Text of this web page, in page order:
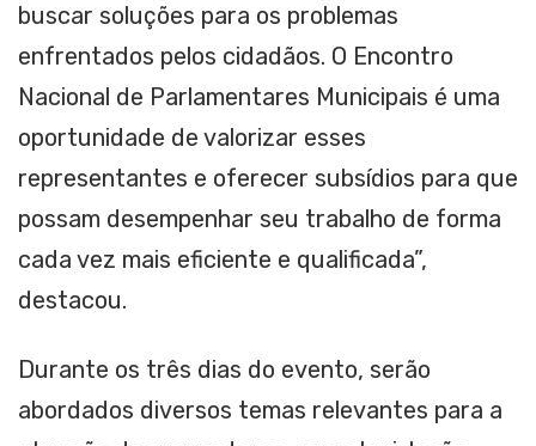
buscar soluções para os problemas
enfrentados pelos cidadãos. O Encontro
Nacional de Parlamentares Municipais é uma
oportunidade de valorizar esses
representantes e oferecer subsídios para que
possam desempenhar seu trabalho de forma
cada vez mais eficiente e qualificada”,
destacou.
Durante os três dias do evento, serão
abordados diversos temas relevantes para a